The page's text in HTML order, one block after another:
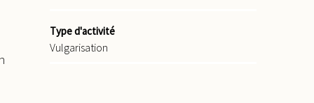
Type d'activité
Vulgarisation